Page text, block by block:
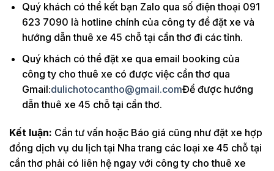
Quý khách có thể kết bạn Zalo qua số điện thoại 091
623 7090 là hotline chính của công ty để đặt xe và
hướng dẫn thuê xe 45 chỗ tại cần thơ đi các tỉnh.
Quý khách có thể đặt xe qua email booking của
công ty cho thuê xe có được việc cần thơ qua
Gmail:dulichotocantho@gmail.comĐể được hướng
dẫn thuê xe 45 chỗ tại cần thơ.
Kết luận: Cần tư vấn hoặc Báo giá cũng như đặt xe hợp
đồng dịch vụ du lịch tại Nha trang các loại xe 45 chỗ tại
cần thơ phải có liên hệ ngay với công ty cho thuê xe